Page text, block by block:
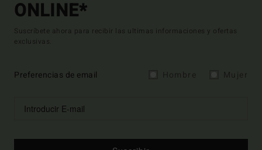
ONLINE*
Suscríbete ahora para recibir las ultimas informaciones y ofertas
exclusivas.
Preferencias de email